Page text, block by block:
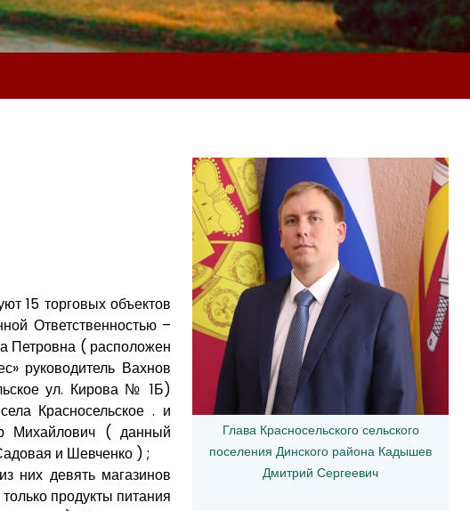
15 торговых объектов
Ответственностью –
Петровна ( расположен
руководитель Вахнов
ул. Кирова № 1Б)
Красносельское . и
Михайлович ( данный
и Шевченко ) ;
них девять магазинов
продукты питания
Глава Красносельского сельского
поселения Динского района Кадышев
Дмитрий Сергеевич